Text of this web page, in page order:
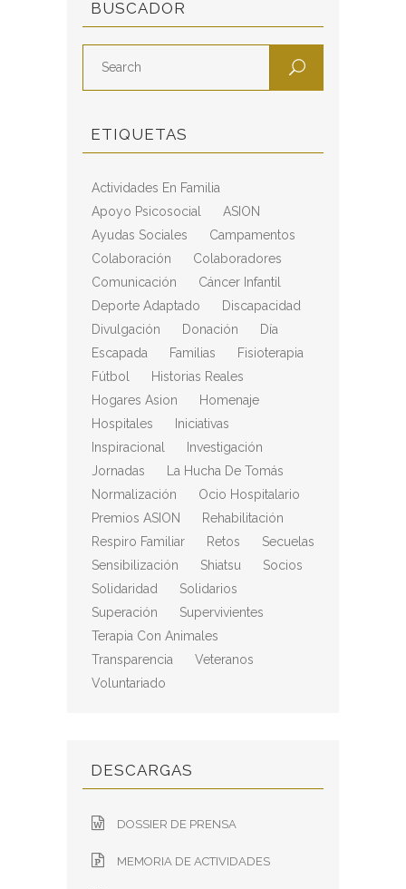
BUSCADOR
ETIQUETAS
Actividades En Familia
Apoyo Psicosocial
ASION
Ayudas Sociales
Campamentos
Colaboración
Colaboradores
Comunicación
Cáncer Infantil
Deporte Adaptado
Discapacidad
Divulgación
Donación
Día
Escapada
Familias
Fisioterapia
Fútbol
Historias Reales
Hogares Asion
Homenaje
Hospitales
Iniciativas
Inspiracional
Investigación
Jornadas
La Hucha De Tomás
Normalización
Ocio Hospitalario
Premios ASION
Rehabilitación
Respiro Familiar
Retos
Secuelas
Sensibilización
Shiatsu
Socios
Solidaridad
Solidarios
Superación
Supervivientes
Terapia Con Animales
Transparencia
Veteranos
Voluntariado
DESCARGAS
DOSSIER DE PRENSA
MEMORIA DE ACTIVIDADES